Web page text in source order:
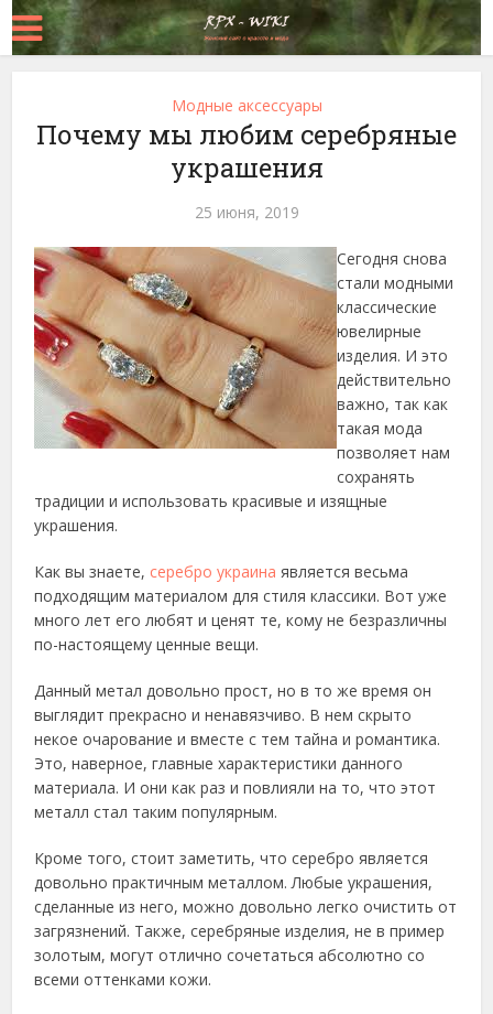
Модные аксессуары
Почему мы любим серебряные
украшения
25 июня, 2019
Сегодня снова
стали модными
классические
ювелирные
изделия. И это
действительно
важно, так как
такая мода
позволяет нам
сохранять
традиции и использовать красивые и изящные
украшения.
Как вы знаете, серебро украина является весьма
подходящим материалом для стиля классики. Вот уже
много лет его любят и ценят те, кому не безразличны
по-настоящему ценные вещи.
Данный метал довольно прост, но в то же время он
выглядит прекрасно и ненавязчиво. В нем скрыто
некое очарование и вместе с тем тайна и романтика.
Это, наверное, главные характеристики данного
материала. И они как раз и повлияли на то, что этот
металл стал таким популярным.
Кроме того, стоит заметить, что серебро является
довольно практичным металлом. Любые украшения,
сделанные из него, можно довольно легко очистить от
загрязнений. Также, серебряные изделия, не в пример
золотым, могут отлично сочетаться абсолютно со
всеми оттенками кожи.